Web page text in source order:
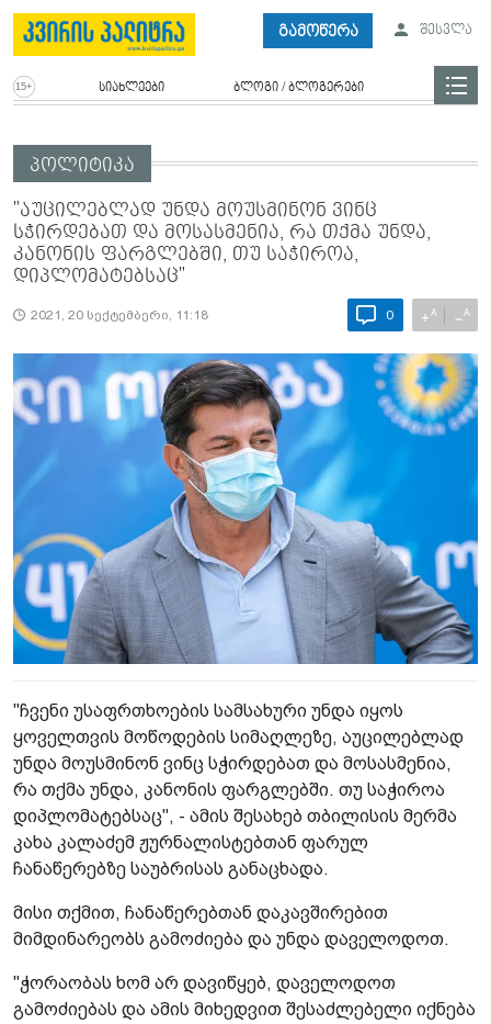
გამოწერა შესვლა
სიახლეები ბლოგი / ბლოგერები
პოლიტიკა
"აუცილებლად უნდა მოუსმინონ ვინც
სჭირდებათ და მოსასმენია, რა თქმა უნდა,
კანონის ფარგლებში, თუ საჭიროა,
დიპლომატებსაც"
2021, 20 სექტემბერი, 11:18 0 +A −A
"ჩვენი უსაფრთხოების სამსახური უნდა იყოს
ყოველთვის მოწოდების სიმაღლეზე, აუცილებლად
უნდა მოუსმინონ ვინც სჭირდებათ და მოსასმენია,
რა თქმა უნდა, კანონის ფარგლებში. თუ საჭიროა
დიპლომატებსაც", - ამის შესახებ თბილისის მერმა
კახა კალაძემ ჟურნალისტებთან ფარულ
ჩანაწერებზე საუბრისას განაცხადა.
მისი თქმით, ჩანაწერებთან დაკავშირებით
მიმდინარეობს გამოძიება და უნდა დაველოდოთ.
"ჭორაობას ხომ არ დავიწყებ, დაველოდოთ
გამოძიებას და ამის მიხედვით შესაძლებელი იქნება